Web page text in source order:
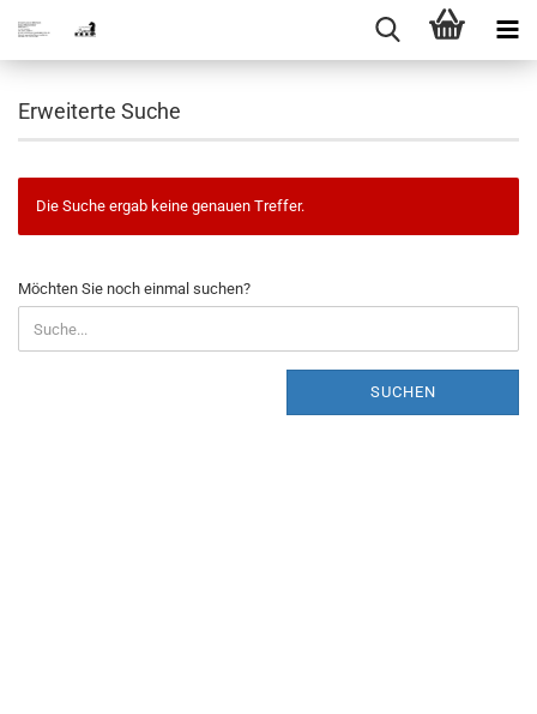
Erweiterte Suche
Die Suche ergab keine genauen Treffer.
MÖCHTEN
SIE
NOCH
EINMAL
Möchten Sie noch einmal suchen?
SUCHEN